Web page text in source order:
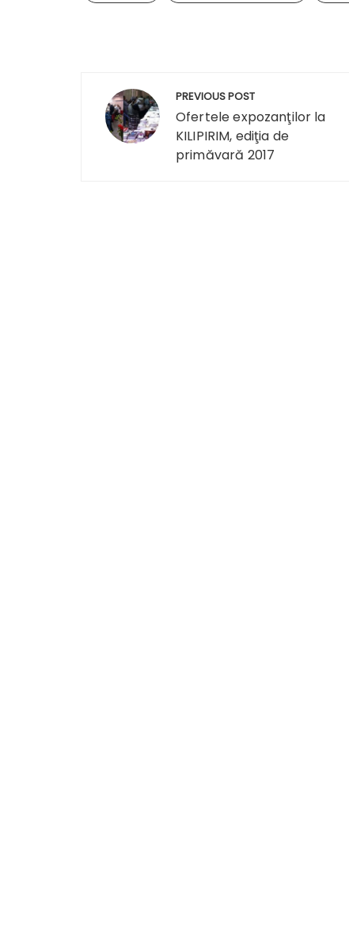
Navigare
articole
PREVIOUS POST
Ofertele expozanţilor la
KILIPIRIM, ediţia de
primăvară 2017